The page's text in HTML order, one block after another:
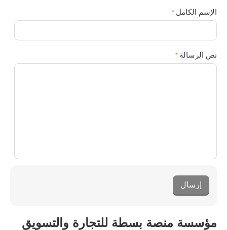
الإسم الكامل
نص الرسالة
إرسال
مؤسسة منصة بسطة للتجارة والتسويق